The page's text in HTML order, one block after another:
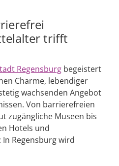
trifft
Regensburg begeistert
Charme, lebendiger
wachsenden Angebot
Von barrierefreien
zugängliche Museen bis
Hotels und
Regensburg wird